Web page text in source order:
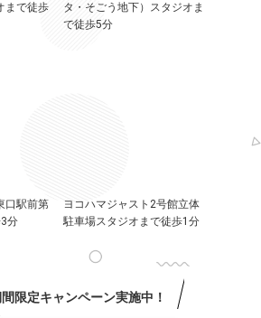
まで徒歩
タ・そごう地下）スタジオま
で徒歩5分
口駅前第
分
ヨコハマジャスト2号館立体
駐車場スタジオまで徒歩1分
限定キャンペーン実施中！